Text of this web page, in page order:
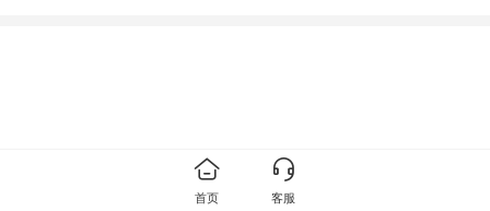
首页 客服